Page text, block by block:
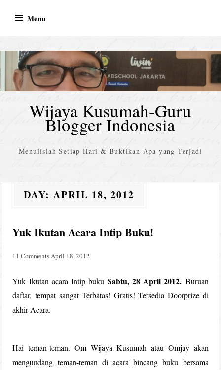
Menu
Wijaya Kusumah-Guru
Blogger Indonesia
Menulislah Setiap Hari & Buktikan Apa yang Terjadi
DAY:APRIL 18, 2012
Yuk Ikutan Acara Intip Buku!
11 Comments April 18, 2012
Yuk Ikutan acara Intip buku Sabtu, 28 April 2012. Buruan
daftar, tempat sangat Terbatas! Gratis! Tersedia Doorprize di
akhir Acara.
Hai teman-teman. Om Wijaya Kusumah atau Omjay akan
mengundang teman-teman di acara bincang buku bersama